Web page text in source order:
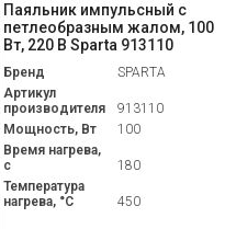
Паяльник импульсный с
петлеобразным жалом, 100
Вт, 220 В Sparta 913110
Бренд
SPARTA
Артикул
производителя
913110
Мощность, Вт
100
Время нагрева,
с
180
Температура
нагрева, °С
450